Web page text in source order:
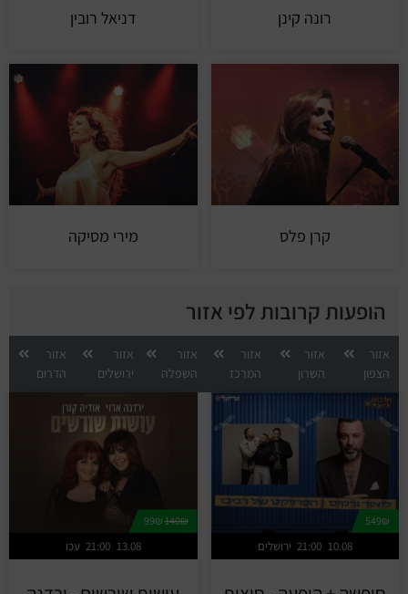
רונה קינן דניאל רובין
קרן פלס מירי מסיקה
הופעות קרובות לפי אזור
אזור
הצפון
אזור
השרון
אזור
המרכז
אזור
השפלה
אזור
ירושלים
אזור
הדרום
549₪
ירושלים 21:00 10.08
140₪
99₪
עכו 21:00 13.08